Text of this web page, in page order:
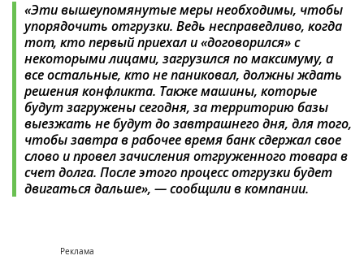
«Эти вышеупомянутые меры необходимы, чтобы
упорядочить отгрузки. Ведь несправедливо, когда
тот, кто первый приехал и «договорился» с
некоторыми лицами, загрузился по максимуму, а
все остальные, кто не паниковал, должны ждать
решения конфликта. Также машины, которые
будут загружены сегодня, за территорию базы
выезжать не будут до завтрашнего дня, для того,
чтобы завтра в рабочее время банк сдержал свое
слово и провел зачисления отгруженного товара в
счет долга. После этого процесс отгрузки будет
двигаться дальше», — сообщили в компании.
Реклама